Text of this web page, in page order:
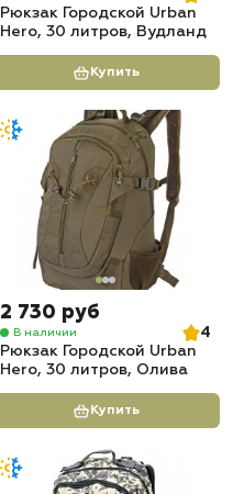
Рюкзак Городской Urban
Hero, 30 литров, Вудланд
Купить
2 730 руб
В наличии
4
Рюкзак Городской Urban
Hero, 30 литров, Олива
Купить